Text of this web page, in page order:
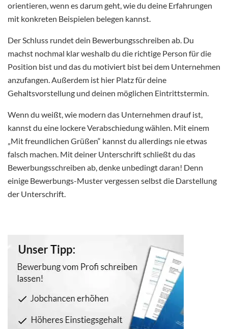
orientieren, wenn es darum geht, wie du deine Erfahrungen
mit konkreten Beispielen belegen kannst.
Der Schluss rundet dein Bewerbungsschreiben ab. Du
machst nochmal klar weshalb du die richtige Person für die
Position bist und das du motiviert bist bei dem Unternehmen
anzufangen. Außerdem ist hier Platz für deine
Gehaltsvorstellung und deinen möglichen Eintrittstermin.
Wenn du weißt, wie modern das Unternehmen drauf ist,
kannst du eine lockere Verabschiedung wählen. Mit einem
„Mit freundlichen Grüßen“ kannst du allerdings nie etwas
falsch machen. Mit deiner Unterschrift schließt du das
Bewerbungsschreiben ab, denke unbedingt daran! Denn
einige Bewerbungs-Muster vergessen selbst die Darstellung
der Unterschrift.